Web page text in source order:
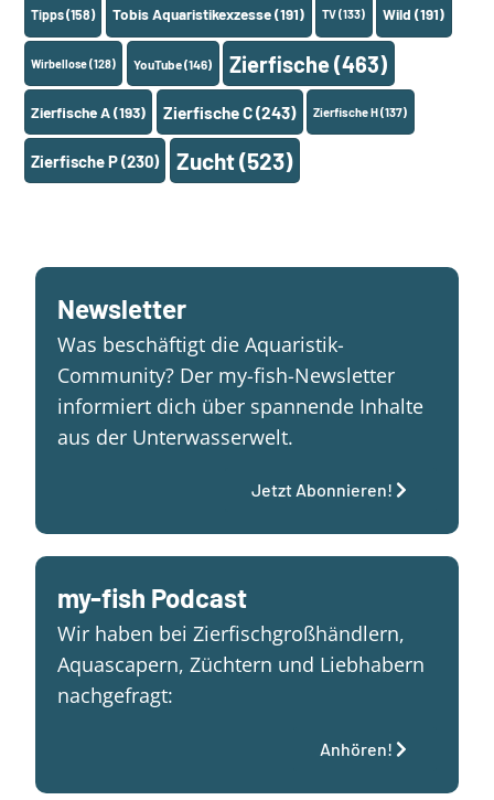
Tipps(158) Tobis Aquaristikexzesse(191) TV(133) Wild (191)
Wirbellose(128) YouTube(146) Zierfische(463)
Zierfische A(193) Zierfische C(243) Zierfische H(137)
Zierfische P(230) Zucht(523)
Newsletter
Was beschäftigt die Aquaristik-
Community? Der my-fish-Newsletter
informiert dich über spannende Inhalte
aus der Unterwasserwelt.
Jetzt Abonnieren!
my-fish Podcast
Wir haben bei Zierfischgroßhändlern,
Aquascapern, Züchtern und Liebhabern
nachgefragt:
Anhören!